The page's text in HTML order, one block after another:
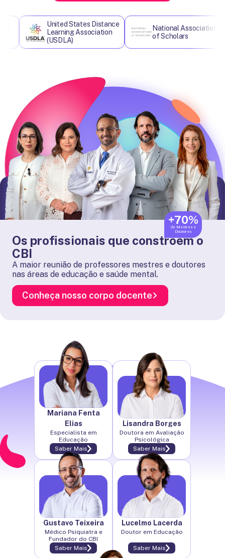
United States Distance
Learning Association
(USDLA)
National Association
of Scholars
+70%
de Mestres e
Doutores
Os profissionais que constroem o
CBI
A maior reunião de professores mestres e doutores
nas áreas de educação e saúde mental.
Conheça nosso corpo docente
Mariana Fenta
Elias
Especialista em
Educação
Saber Mais
Lisandra Borges
Doutora em Avaliação
Psicológica
Saber Mais
Gustavo Teixeira
Médico Psiquiatra e
Fundador do CBI
Saber Mais
Lucelmo Lacerda
Doutor em Educação
Saber Mais